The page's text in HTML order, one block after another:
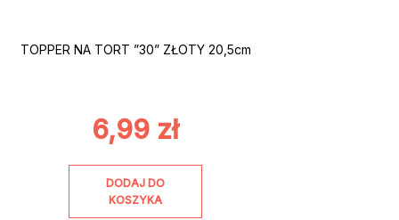
TOPPER NA TORT ”30” ZŁOTY 20,5cm
6,99 zł
DODAJ DO
KOSZYKA